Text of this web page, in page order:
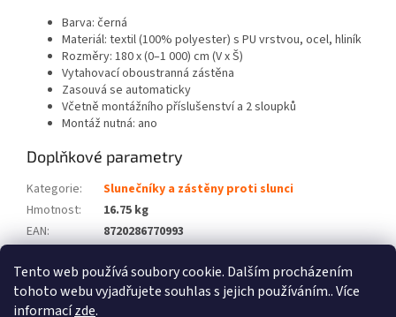
Tento web používá soubory cookie. Dalším procházením
tohoto webu vyjadřujete souhlas s jejich používáním.. Více
informacízde.
Barva: černá
Materiál: textil (100% polyester) s PU vrstvou, ocel, hliník
Rozměry: 180 x (0–1 000) cm (V x Š)
Vytahovací oboustranná zástěna
Zasouvá se automaticky
Včetně montážního příslušenství a 2 sloupků
Montáž nutná: ano
Doplňkové parametry
Kategorie:
Slunečníky a zástěny proti slunci
Hmotnost:
16.75 kg
EAN:
8720286770993
Počet balíků: 1